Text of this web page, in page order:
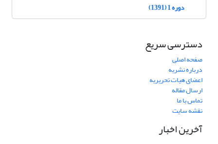
دوره 1 (1391)
دسترسی سریع
صفحه اصلی
درباره نشریه
اعضای هیات تحریریه
ارسال مقاله
تماس با ما
نقشه سایت
آخرین اخبار